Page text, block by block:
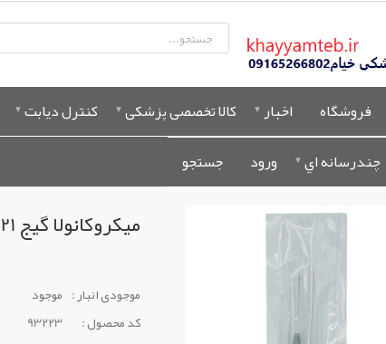
فروشگاه اخبار کالا تخصصی پزشکی کنترل دیابت
چندرسانه اي ورود جستجو
میکروکانولا گیج 21
موجودی انبار : موجود
کد محصول :
93223